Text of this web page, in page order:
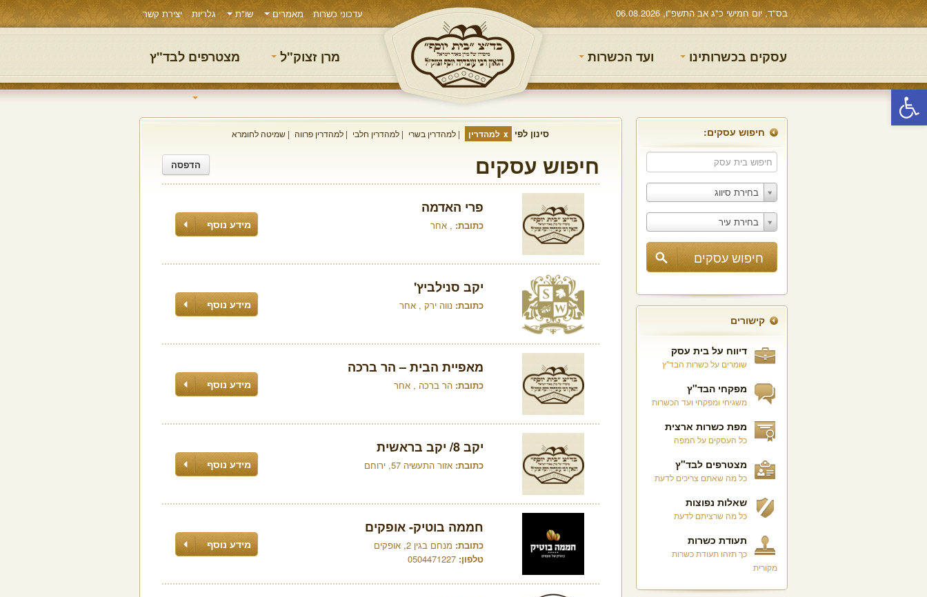
פתח סרגל נגישות
בס"ד, יום חמישי כ"ג אב התשפ"ו, 06.08.2026 עדכוני כשרות מאמרים שו"ת גלריות יצירת קשר
עסקים בכשרותינו ועד הכשרות מרן זצוק"ל מצטרפים לבד"ץ
חיפוש עסקים:
בחירת סיווג
בחירת עיר
קישורים
דיווח על בית עסק
שומרים על כשרות הבד"ץ
מפקחי הבד"ץ
משגיחי ומפקחי ועד הכשרות
מפת כשרות ארצית
כל העסקים על המפה
מצטרפים לבד"ץ
כל מה שאתם צריכים לדעת
שאלות נפוצות
כל מה שרציתם לדעת
תעודת כשרות
כך תזהו תעודת כשרות
מקורית
סינון לפי למהדרין למהדרין בשרי למהדרין חלבי למהדרין פרווה שמיטה לחומרא
חיפוש עסקים הדפסה
פרי האדמה
כתובת: , אחר מידע נוסף
יקב סנילביץ'
כתובת: נווה ירק , אחר מידע נוסף
מאפיית הבית – הר ברכה
כתובת: הר ברכה , אחר מידע נוסף
יקב 8/ יקב בראשית
כתובת: אזור התעשיה 57, ירוחם מידע נוסף
חממה בוטיק- אופקים
כתובת: מנחם בגין 2, אופקים
טלפון: 0504471227
מידע נוסף